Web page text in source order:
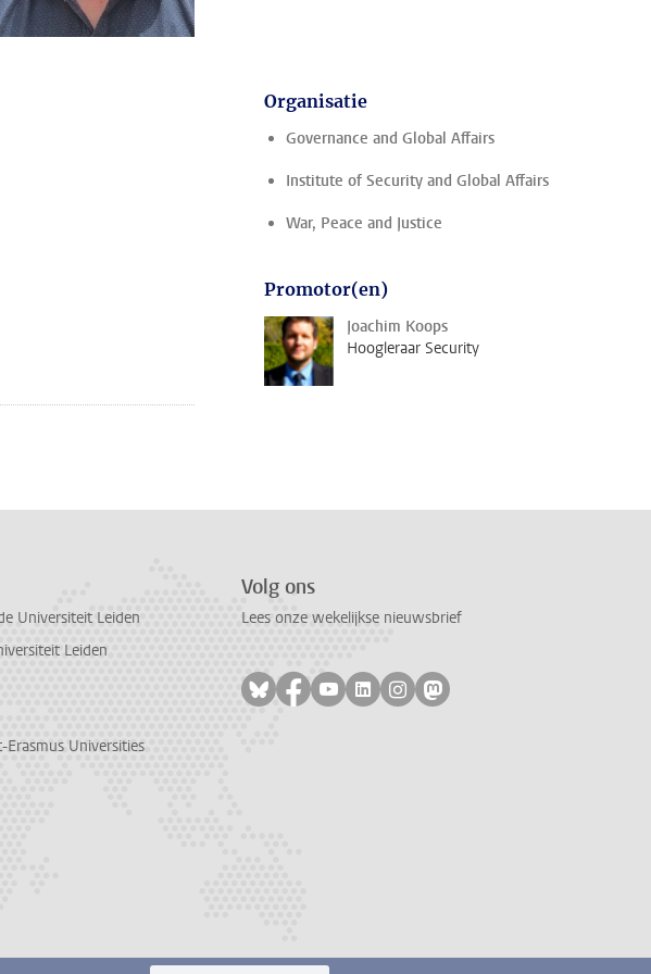
Organisatie
Governance and Global Affairs
Institute of Security and Global Affairs
War, Peace and Justice
Promotor(en)
Joachim Koops
Hoogleraar Security
Universiteit Leiden
Leiden
Erasmus Universities
Volg ons
Lees onze wekelijkse nieuwsbrief
Volg ons op bluesky
Volg ons op facebook
Volg ons op youtube
Volg ons op linkedin
Volg ons op instagram
Volg ons op mastodon